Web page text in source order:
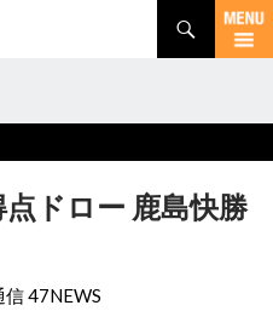
ドロー 鹿島快勝
信 47NEWS